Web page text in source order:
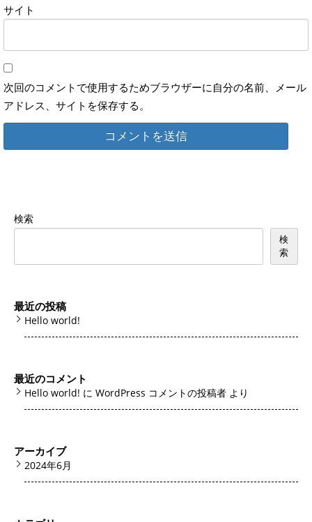
サイト
次回のコメントで使用するためブラウザーに自分の名前、メール
アドレス、サイトを保存する。
検索
検
索
最近の投稿
Hello world!
最近のコメント
Hello world! に WordPress コメントの投稿者 より
アーカイブ
2024年6月